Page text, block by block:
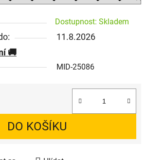
Dostupnost: Skladem
11.8.2026
MID-25086
DO KOŠÍKU